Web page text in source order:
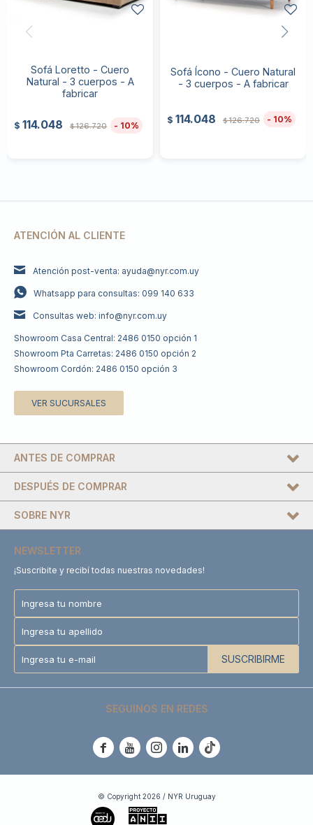
Sofá Loretto - Cuero
Natural - 3 cuerpos - A
fabricar
$ 114.048 $126.720 10
Sofá Ícono - Cuero Natural
- 3 cuerpos - A fabricar
$ 114.048 $126.720 10
ATENCIÓN AL CLIENTE
Atención post-venta: ayuda@nyr.com.uy
Whatsapp para consultas: 099 140 633
Consultas web: info@nyr.com.uy
Showroom Casa Central: 2486 0150 opción 1
Showroom Pta Carretas: 2486 0150 opción 2
Showroom Cordón: 2486 0150 opción 3
VER SUCURSALES
DESPUÉS DE COMPRAR
SOBRE NYR
ANTES DE COMPRAR
NEWSLETTER
¡Suscribite y recibí todas nuestras novedades!
SUSCRIBIRME
SEGUINOS EN REDES
    
© Copyright 2026 / NYR Uruguay